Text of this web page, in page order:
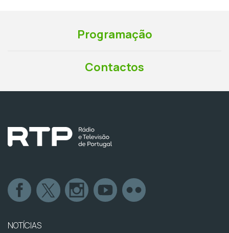
Programação
Contactos
NOTÍCIAS